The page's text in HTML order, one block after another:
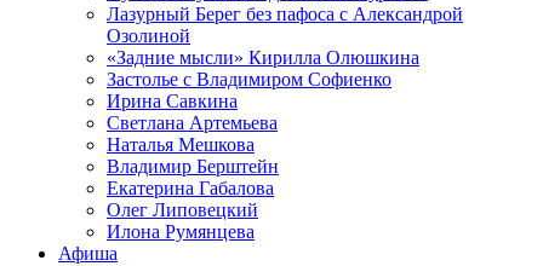
Лазурный Берег без пафоса с Александрой
Озолиной
«Задние мысли» Кирилла Олюшкина
Застолье с Владимиром Софиенко
Ирина Савкина
Светлана Артемьева
Наталья Мешкова
Владимир Берштейн
Екатерина Габалова
Олег Липовецкий
Илона Румянцева
Афиша